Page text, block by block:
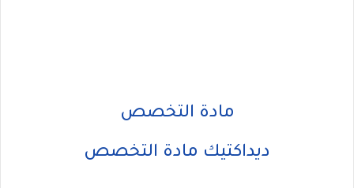
مادة التخصص
ديداكتيك مادة التخصص